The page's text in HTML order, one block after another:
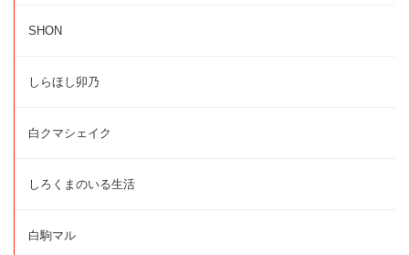
SHON
しらほし卯乃
白クマシェイク
しろくまのいる生活
白駒マル